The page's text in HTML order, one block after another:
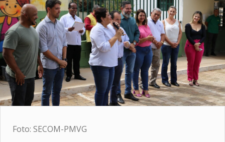
Foto: SECOM-PMVG